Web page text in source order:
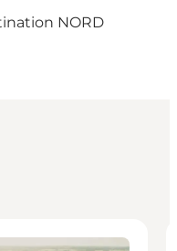
NORD